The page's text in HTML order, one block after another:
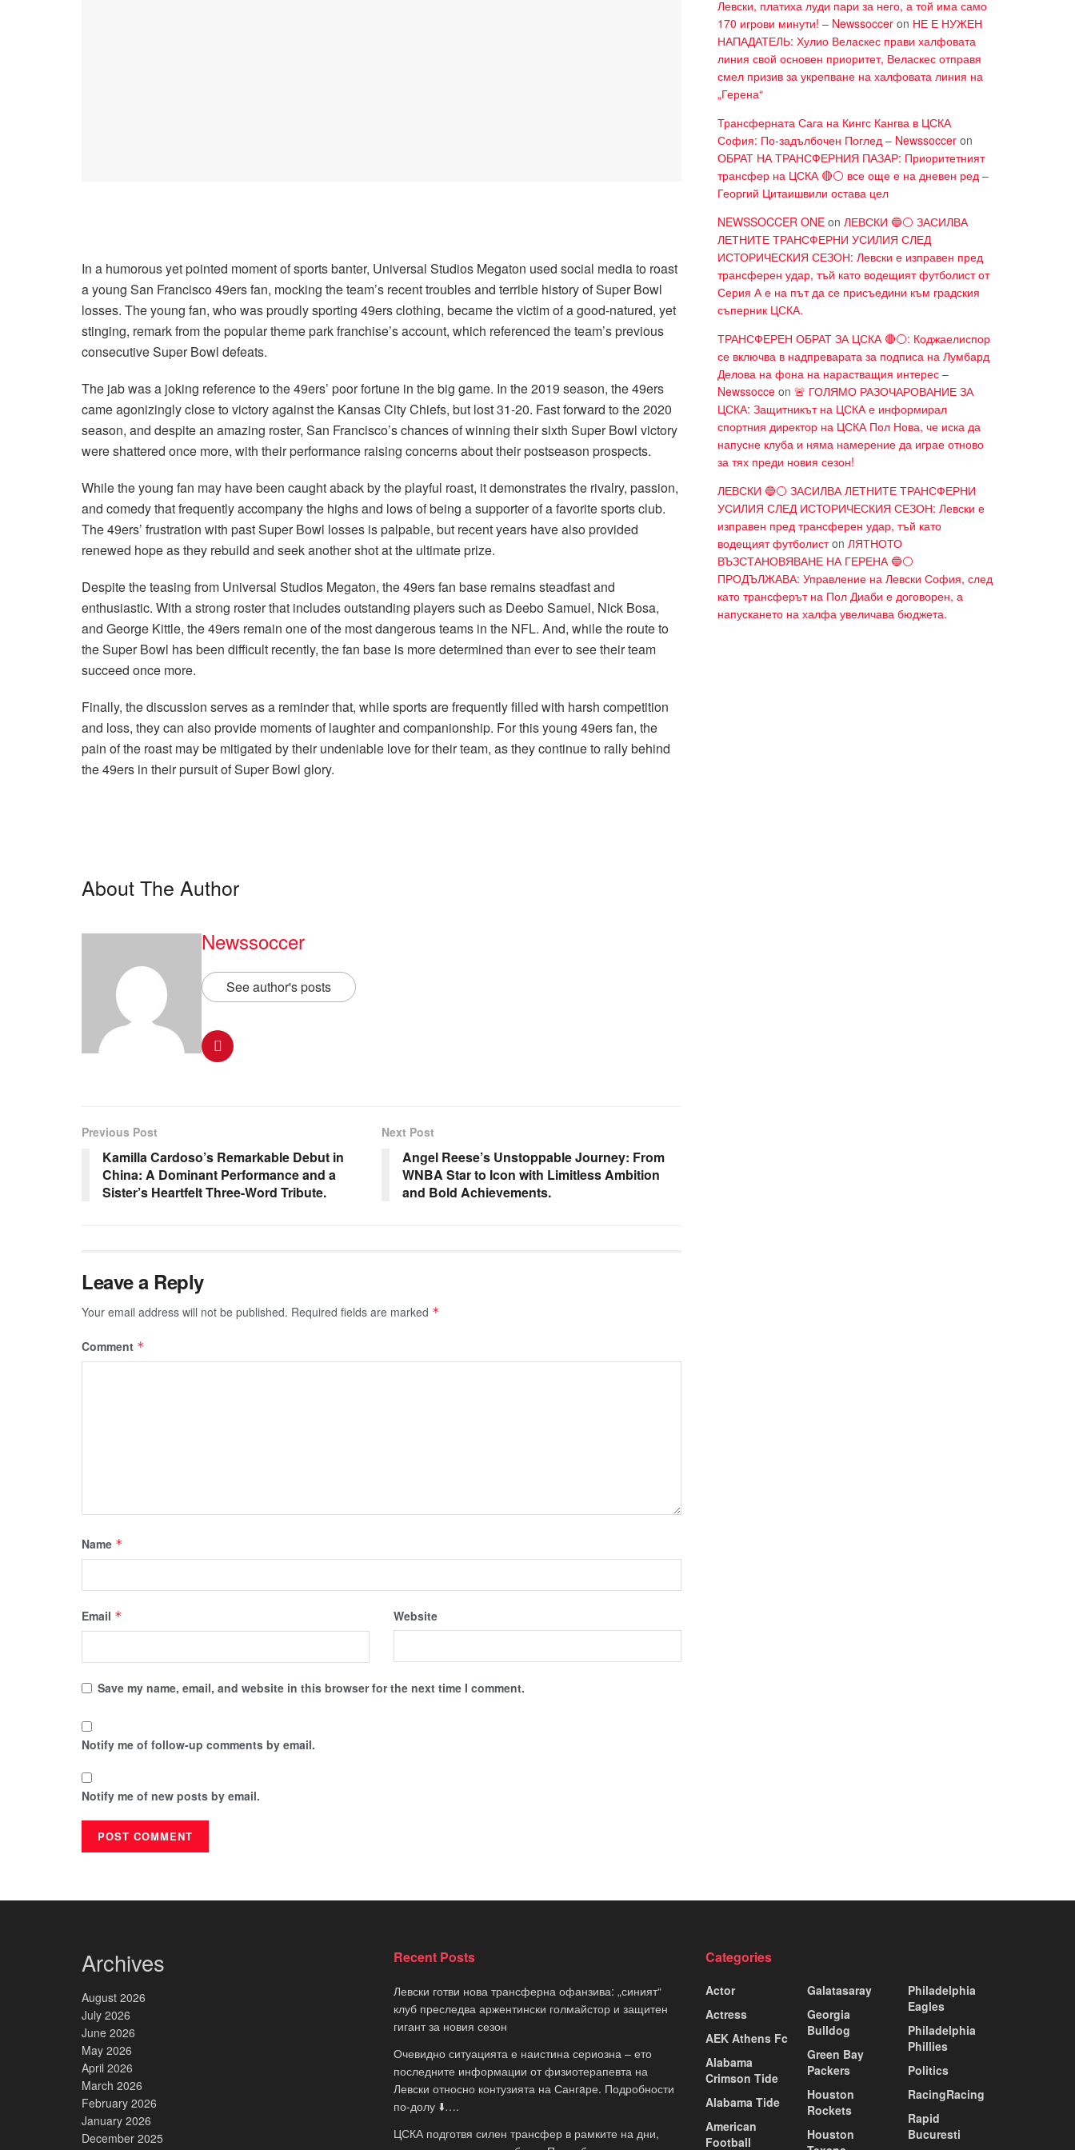
In a humorous yet pointed moment of sports banter, Universal Studios Megaton used social media to roast
a young San Francisco 49ers fan, mocking the team’s recent troubles and terrible history of Super Bowl
losses. The young fan, who was proudly sporting 49ers clothing, became the victim of a good-natured, yet
stinging, remark from the popular theme park franchise’s account, which referenced the team’s previous
consecutive Super Bowl defeats.
The jab was a joking reference to the 49ers’ poor fortune in the big game. In the 2019 season, the 49ers
came agonizingly close to victory against the Kansas City Chiefs, but lost 31-20. Fast forward to the 2020
season, and despite an amazing roster, San Francisco’s chances of winning their sixth Super Bowl victory
were shattered once more, with their performance raising concerns about their postseason prospects.
While the young fan may have been caught aback by the playful roast, it demonstrates the rivalry, passion,
and comedy that frequently accompany the highs and lows of being a supporter of a favorite sports club.
The 49ers’ frustration with past Super Bowl losses is palpable, but recent years have also provided
renewed hope as they rebuild and seek another shot at the ultimate prize.
Despite the teasing from Universal Studios Megaton, the 49ers fan base remains steadfast and
enthusiastic. With a strong roster that includes outstanding players such as Deebo Samuel, Nick Bosa,
and George Kittle, the 49ers remain one of the most dangerous teams in the NFL. And, while the route to
the Super Bowl has been difficult recently, the fan base is more determined than ever to see their team
succeed once more.
Finally, the discussion serves as a reminder that, while sports are frequently filled with harsh competition
and loss, they can also provide moments of laughter and companionship. For this young 49ers fan, the
pain of the roast may be mitigated by their undeniable love for their team, as they continue to rally behind
the 49ers in their pursuit of Super Bowl glory.
About The Author
Newssoccer
See author's posts
Previous Post
Kamilla Cardoso’s Remarkable Debut in
China: A Dominant Performance and a
Sister’s Heartfelt Three-Word Tribute.
Next Post
Angel Reese’s Unstoppable Journey: From
WNBA Star to Icon with Limitless Ambition
and Bold Achievements.
Leave a Reply
Your email address will not be published. Required fields are marked *
Comment *
Name *
Email * Website
Save my name, email, and website in this browser for the next time I comment.
Notify me of follow-up comments by email.
Notify me of new posts by email.
Левски, платиха луди пари за него, а той има само
170 игрови минути! – Newssoccer on НЕ Е НУЖЕН
НАПАДАТЕЛЬ: Хулио Веласкес прави халфовата
линия свой основен приоритет, Веласкес отправя
смел призив за укрепване на халфовата линия на
„Герена“
Трансферната Сага на Кингс Кангва в ЦСКА
София: По-задълбочен Поглед – Newssoccer on
ОБРАТ НА ТРАНСФЕРНИЯ ПАЗАР: Приоритетният
трансфер на ЦСКА 🔴⚪ все още е на дневен ред –
Георгий Цитаишвили остава цел
NEWSSOCCER ONE on ЛЕВСКИ 🔵⚪ ЗАСИЛВА
ЛЕТНИТЕ ТРАНСФЕРНИ УСИЛИЯ СЛЕД
ИСТОРИЧЕСКИЯ СЕЗОН: Левски е изправен пред
трансферен удар, тъй като водещият футболист от
Серия А е на път да се присъедини към градския
съперник ЦСКА.
ТРАНСФЕРЕН ОБРАТ ЗА ЦСКА 🔴⚪: Коджаелиспор
се включва в надпреварата за подписа на Лумбард
Делова на фона на нарастващия интерес –
Newssocce on 🚨 ГОЛЯМО РАЗОЧАРОВАНИЕ ЗА
ЦСКА: Защитникът на ЦСКА е информирал
спортния директор на ЦСКА Пол Нова, че иска да
напусне клуба и няма намерение да играе отново
за тях преди новия сезон!
ЛЕВСКИ 🔵⚪ ЗАСИЛВА ЛЕТНИТЕ ТРАНСФЕРНИ
УСИЛИЯ СЛЕД ИСТОРИЧЕСКИЯ СЕЗОН: Левски е
изправен пред трансферен удар, тъй като
водещият футболистon ЛЯТНОТО
ВЪЗСТАНОВЯВАНЕ НА ГЕРЕНА 🔵⚪
ПРОДЪЛЖАВА: Управление на Левски София, след
като трансферът на Пол Диаби е договорен, а
напускането на халфа увеличава бюджета.
Archives
August 2026
July 2026
June 2026
May 2026
April 2026
March 2026
February 2026
January 2026
December 2025
Recent Posts
Левски готви нова трансферна офанзива: „синият“
клуб преследва аржентински голмайстор и защитен
гигант за новия сезон
Очевидно ситуацията е наистина сериозна – ето
последните информации от физиотерапевта на
Левски относно контузията на Сангaре. Подробности
по-долу ⬇️….
ЦСКА подготвя силен трансфер в рамките на дни,
Categories
Actor
Actress
AEK Athens Fc
Alabama
Crimson Tide
Alabama Tide
American
Football
Galatasaray
Georgia
Bulldog
Green Bay
Packers
Houston
Rockets
Houston
Philadelphia
Eagles
Philadelphia
Phillies
Politics
RacingRacing
Rapid
Bucuresti